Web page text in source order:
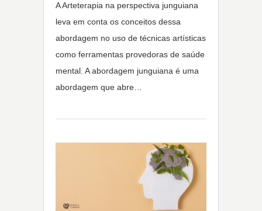
A Arteterapia na perspectiva junguiana
leva em conta os conceitos dessa
abordagem no uso de técnicas artísticas
como ferramentas provedoras de saúde
mental. A abordagem junguiana é uma
abordagem que abre…